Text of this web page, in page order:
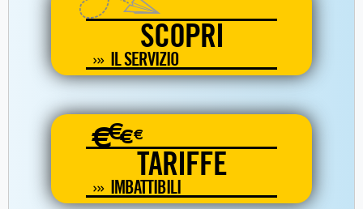
SCOPRI
IL SERVIZIO
€€€€
TARIFFE
IMBATTIBILI